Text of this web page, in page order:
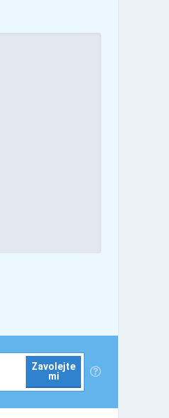
Zavolejte
mi